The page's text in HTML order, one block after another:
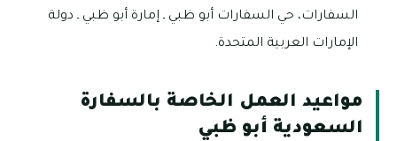
السفارات، حي السفارات أبو ظبي ـ إمارة أبو ظبي ـ دولة
الإمارات العربية المتحدة.
مواعيد العمل الخاصة بالسفارة
السعودية أبو ظبي